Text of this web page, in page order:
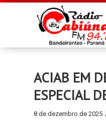
ACIAB EM
ESPECIAL
8 de dezembro de 2025